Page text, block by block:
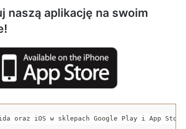
naszą aplikację na swoim
oraz iOS w sklepach Google Play i App Store.
Groźne burze nadciągają nad region. Wiatr
nawet do 110 km/h
AQUARA świętuje 5. urodziny. Będą
atrakcje dla całych rodzin